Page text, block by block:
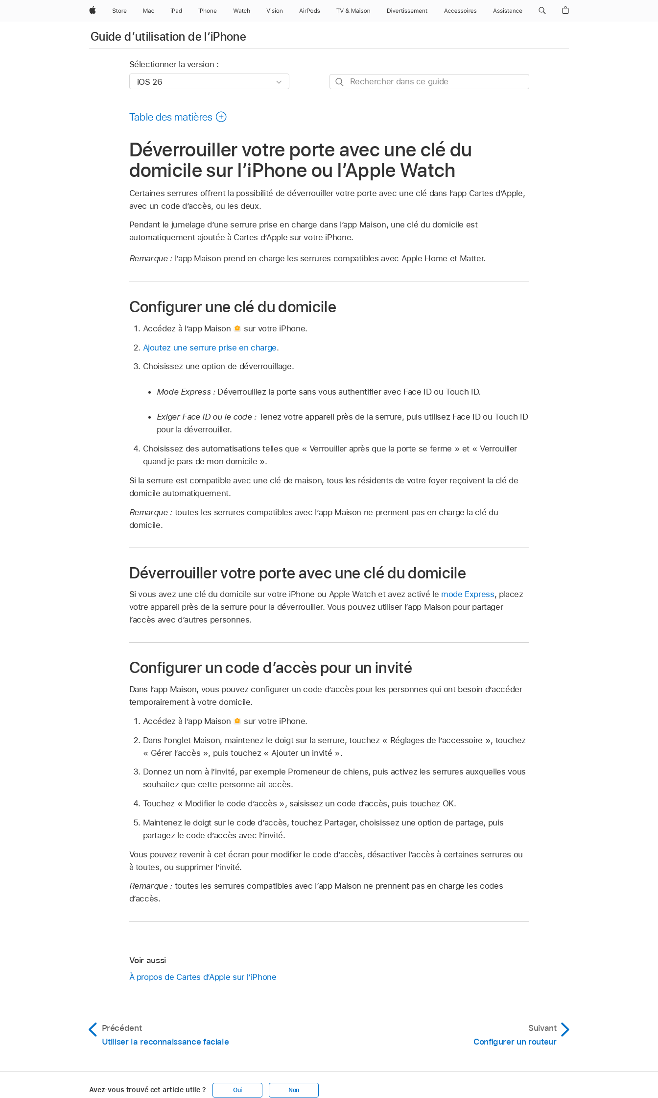
AppleStore Mac iPad iPhone Watch Vision AirPods TV & Maison Divertissements Accessoires Assistance
Guide d’utilisation de l’iPhone
Sélectionner la version :
Rechercher
Table des matières
Déverrouiller votre porte avec une clé du
domicile sur l’iPhone ou l’Apple Watch
Certaines serrures offrent la possibilité de déverrouiller votre porte avec une clé dans l’app Cartes d’Apple,
avec un code d’accès, ou les deux.
Pendant le jumelage d’une serrure prise en charge dans l’app Maison, une clé du domicile est
automatiquement ajoutée à Cartes d’Apple sur votre iPhone.
Remarque : l’app Maison prend en charge les serrures compatibles avec Apple Home et Matter.
Configurer une clé du domicile
Accédez à l’app Maison
sur votre iPhone.
Ajoutez une serrure prise en charge.
Choisissez une option de déverrouillage.
Mode Express : Déverrouillez la porte sans vous authentifier avec Face ID ou Touch ID.
Exiger Face ID ou le code : Tenez votre appareil près de la serrure, puis utilisez Face ID ou Touch ID
pour la déverrouiller.
Choisissez des automatisations telles que « Verrouiller après que la porte se ferme » et « Verrouiller
quand je pars de mon domicile ».
Si la serrure est compatible avec une clé de maison, tous les résidents de votre foyer reçoivent la clé de
domicile automatiquement.
Remarque : toutes les serrures compatibles avec l’app Maison ne prennent pas en charge la clé du
domicile.
Déverrouiller votre porte avec une clé du domicile
Si vous avez une clé du domicile sur votre iPhone ou Apple Watch et avez activé le mode Express, placez
votre appareil près de la serrure pour la déverrouiller. Vous pouvez utiliser l’app Maison pour partager
l’accès avec d’autres personnes.
Configurer un code d’accès pour un invité
Dans l’app Maison, vous pouvez configurer un code d’accès pour les personnes qui ont besoin d’accéder
temporairement à votre domicile.
Accédez à l’app Maison
sur votre iPhone.
Dans l’onglet Maison, maintenez le doigt sur la serrure, touchez « Réglages de l’accessoire », touchez
« Gérer l’accès », puis touchez « Ajouter un invité ».
Donnez un nom à l’invité, par exemple Promeneur de chiens, puis activez les serrures auxquelles vous
souhaitez que cette personne ait accès.
Touchez « Modifier le code d’accès », saisissez un code d’accès, puis touchez OK.
Maintenez le doigt sur le code d’accès, touchez Partager, choisissez une option de partage, puis
partagez le code d’accès avec l’invité.
Vous pouvez revenir à cet écran pour modifier le code d’accès, désactiver l’accès à certaines serrures ou
à toutes, ou supprimer l’invité.
Remarque : toutes les serrures compatibles avec l’app Maison ne prennent pas en charge les codes
d’accès.
Voir aussi
À propos de Cartes d’Apple sur l’iPhone
Précédent
Utiliser la reconnaissance faciale
Suivant
Configurer un routeur
Avez-vous trouvé cet article utile ? Oui Non